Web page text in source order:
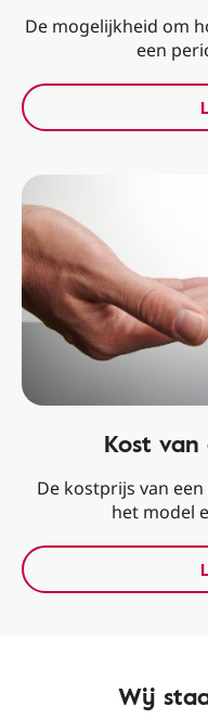
De mogelijkheid om
een
Kost
De kostprijs van
het model
Wij